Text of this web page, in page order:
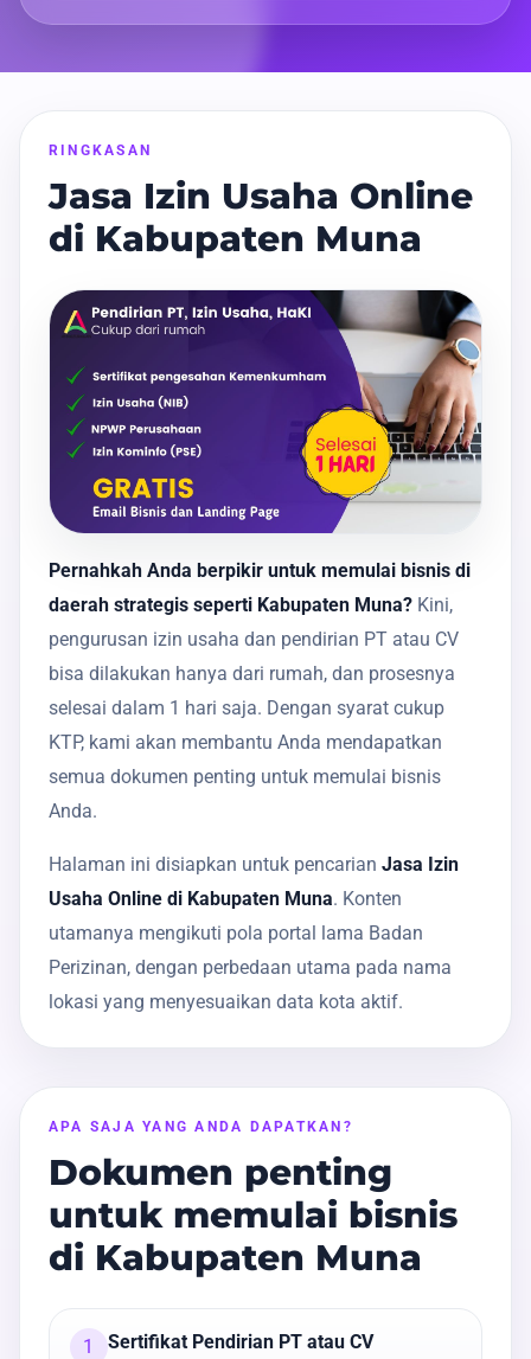
RINGKASAN
Jasa Izin Usaha Online
di Kabupaten Muna
Pernahkah Anda berpikir untuk memulai bisnis di
daerah strategis seperti Kabupaten Muna? Kini,
pengurusan izin usaha dan pendirian PT atau CV
bisa dilakukan hanya dari rumah, dan prosesnya
selesai dalam 1 hari saja. Dengan syarat cukup
KTP, kami akan membantu Anda mendapatkan
semua dokumen penting untuk memulai bisnis
Anda.
Halaman ini disiapkan untuk pencarian Jasa Izin
Usaha Online di Kabupaten Muna. Konten
utamanya mengikuti pola portal lama Badan
Perizinan, dengan perbedaan utama pada nama
lokasi yang menyesuaikan data kota aktif.
APA SAJA YANG ANDA DAPATKAN?
Dokumen penting
untuk memulai bisnis
di Kabupaten Muna
1 Sertifikat Pendirian PT atau CV